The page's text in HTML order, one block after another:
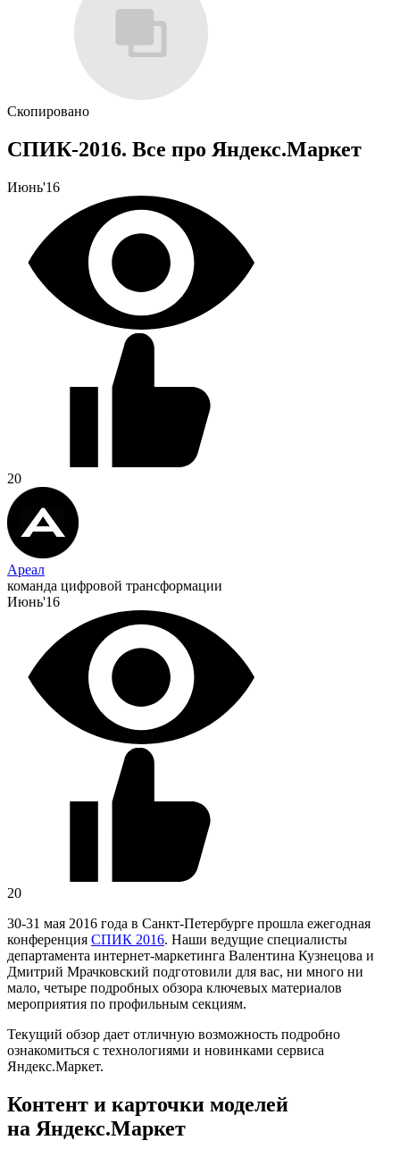
Скопировано
СПИК-2016. Все про Яндекс.Маркет
Июнь'16
20
Ареал
команда цифровой трансформации
Июнь'16
20
30-31 мая 2016 года в Санкт-Петербурге прошла ежегодная
конференция СПИК 2016. Наши ведущие специалисты
департамента интернет-маркетинга Валентина Кузнецова и
Дмитрий Мрачковский подготовили для вас, ни много ни
мало, четыре подробных обзора ключевых материалов
мероприятия по профильным секциям.
Текущий обзор дает отличную возможность подробно
ознакомиться с технологиями и новинками сервиса
Яндекс.Маркет.
Контент и карточки моделей
на Яндекс.Маркет